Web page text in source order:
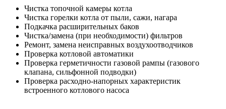
Чистка топочной камеры котла
Чистка горелки котла от пыли, сажи, нагара
Подкачка расширительных баков
Чистка/замена (при необходимости) фильтров
Ремонт, замена неисправных воздухоотводчиков
Проверка котловой автоматики
Проверка герметичности газовой рампы (газового
клапана, сильфонной подводки)
Проверка расходно-напорных характеристик
встроенного котлового насоса